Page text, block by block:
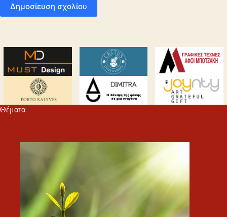
Δημοσίευση σχολίου
Θέματα